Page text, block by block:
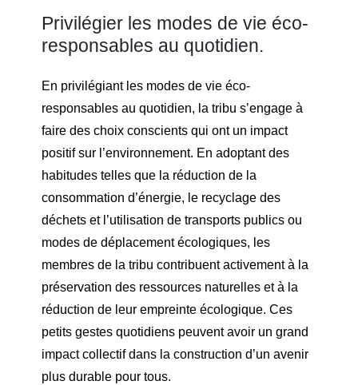
Privilégier les modes de vie éco-
responsables au quotidien.
En privilégiant les modes de vie éco-
responsables au quotidien, la tribu s’engage à
faire des choix conscients qui ont un impact
positif sur l’environnement. En adoptant des
habitudes telles que la réduction de la
consommation d’énergie, le recyclage des
déchets et l’utilisation de transports publics ou
modes de déplacement écologiques, les
membres de la tribu contribuent activement à la
préservation des ressources naturelles et à la
réduction de leur empreinte écologique. Ces
petits gestes quotidiens peuvent avoir un grand
impact collectif dans la construction d’un avenir
plus durable pour tous.